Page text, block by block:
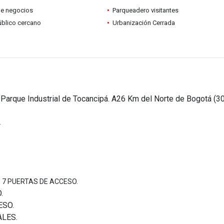
negocios
Parqueadero visitantes
cercano
Urbanización Cerrada
Industrial de Tocancipá. A26 Km del Norte de Bogotá
PUERTAS DE ACCESO.